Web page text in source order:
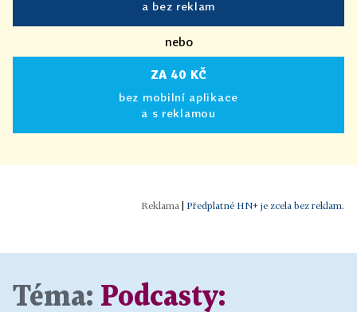
a bez reklam
nebo
ZA 40 KČ
bez mobilní aplikace
a s reklamou
Předplatné HN+ je zcela bez reklam.
Téma: Podcasty: